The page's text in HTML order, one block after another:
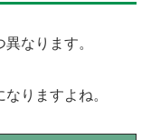
なります。
りますよね。